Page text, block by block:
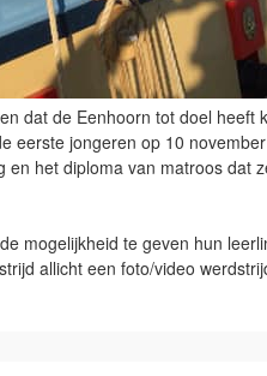
dat de Eenhoorn tot doel heeft
eerste jongeren op 10
het diploma van matroos dat
mogelijkheid te geven hun
allicht een foto/video